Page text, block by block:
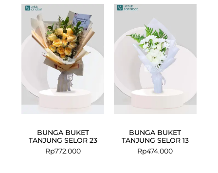
BUNGA BUKET
TANJUNG SELOR 23
Rp772.000
BUNGA BUKET
TANJUNG SELOR 13
Rp474.000